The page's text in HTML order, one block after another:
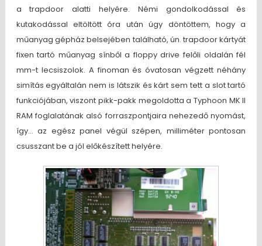
a trapdoor alatti helyére. Némi gondolkodással és
kutakodással eltöltött óra után úgy döntöttem, hogy a
műanyag gépház belsejében található, ún. trapdoor kártyát
fixen tartó műanyag sínből a floppy drive felőli oldalán fél
mm-t lecsiszolok. A finoman és óvatosan végzett néhány
simítás egyáltalán nem is látszik és kárt sem tett a slot tartó
funkciójában, viszont pikk-pakk megoldotta a Typhoon MK II
RAM foglalatának alsó forraszpontjaira nehezedő nyomást,
így… az egész panel végül szépen, milliméter pontosan
csusszant be a jól előkészített helyére.